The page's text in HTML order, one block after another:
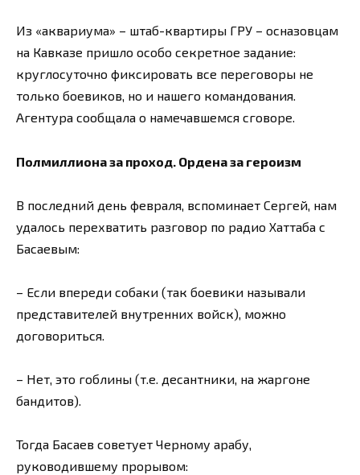
Из «аквариума» – штаб-квартиры ГРУ – осназовцам
на Кавказе пришло особо секретное задание:
круглосуточно фиксировать все переговоры не
только боевиков, но и нашего командования.
Агентура сообщала о намечавшемся сговоре.
Полмиллиона за проход. Ордена за героизм
В последний день февраля, вспоминает Сергей, нам
удалось перехватить разговор по радио Хаттаба с
Басаевым:
– Если впереди собаки (так боевики называли
представителей внутренних войск), можно
договориться.
– Нет, это гоблины (т.е. десантники, на жаргоне
бандитов).
Тогда Басаев советует Черному арабу,
руководившему прорывом: